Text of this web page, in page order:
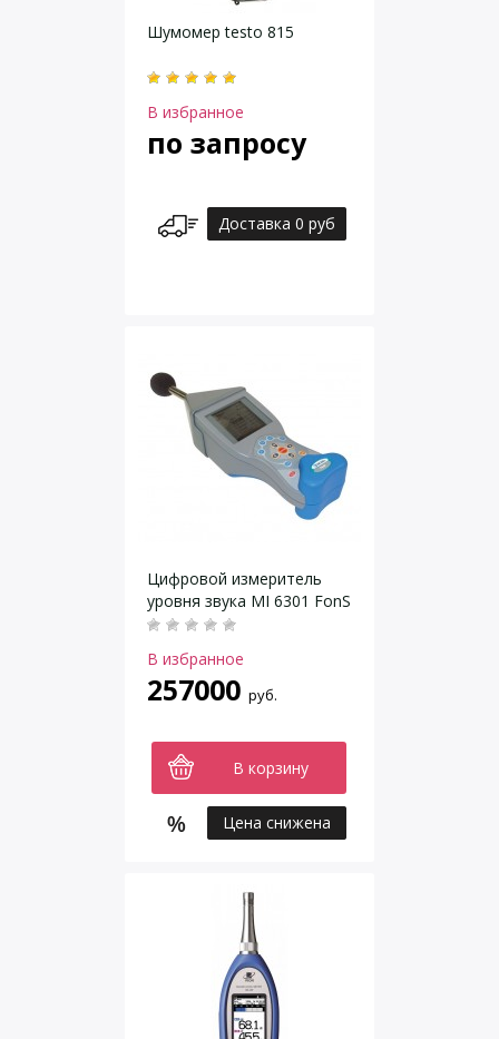
Шумомер testo 815
В избранное
по запросу
Доставка 0 руб
Цифровой измеритель
уровня звука MI 6301 FonS
В избранное
257000 руб.
В корзину
Цена снижена